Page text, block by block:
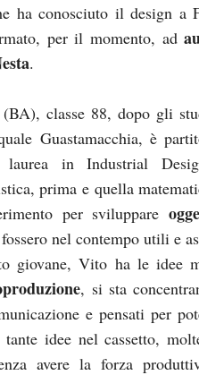
ha conosciuto il design a
per il momento, ad
.
classe 88, dopo gli
Guastamacchia, è
laurea in Industrial
prima e quella
per sviluppare
nel contempo utili e
giovane, Vito ha le idee
, si sta
e pensati per
tante idee nel cassetto,
avere la forza